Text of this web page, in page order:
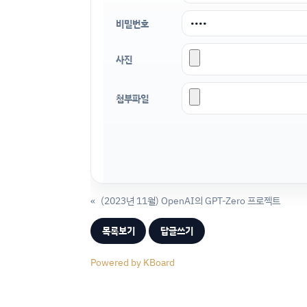
비밀번호
사진
첨부파일
« (2023년 11월) OpenAI의 GPT-Zero 프로젝트
목록보기 답글쓰기
Powered by KBoard